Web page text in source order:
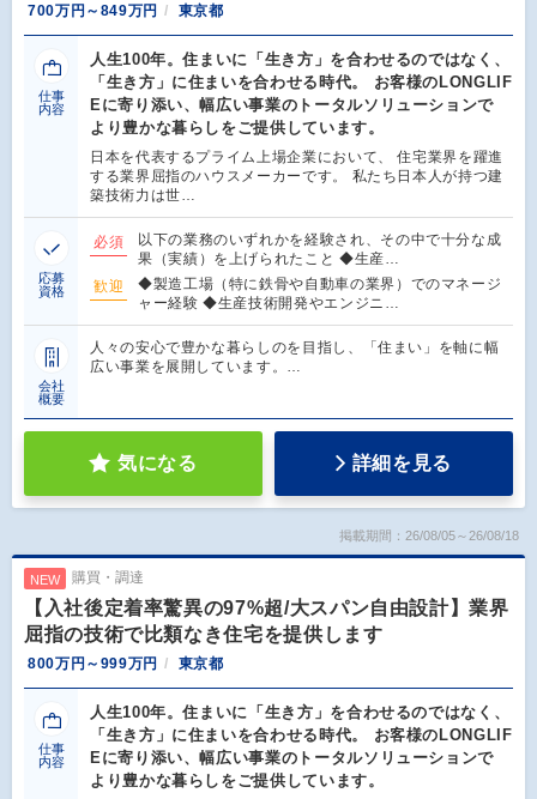
700万円～849万円 東京都
仕事
内容
人生100年。住まいに「生き方」を合わせるのではなく、
「生き方」に住まいを合わせる時代。 お客様のLONGLIF
Eに寄り添い、幅広い事業のトータルソリューションで
より豊かな暮らしをご提供しています。
日本を代表するプライム上場企業において、 住宅業界を躍進
する業界屈指のハウスメーカーです。 私たち日本人が持つ建
築技術力は世…
応募
資格
必須
以下の業務のいずれかを経験され、その中で十分な成
果（実績）を上げられたこと ◆生産…
歓迎
◆製造工場（特に鉄骨や自動車の業界）でのマネージ
ャー経験 ◆生産技術開発やエンジニ…
会社
概要
人々の安心で豊かな暮らしのを目指し、「住まい」を軸に幅
広い事業を展開しています。…
気になる 詳細を見る
掲載期間：26/08/05～26/08/18
NEW 購買・調達
【入社後定着率驚異の97%超/大スパン自由設計】業界
屈指の技術で比類なき住宅を提供します
800万円～999万円 東京都
仕事
内容
人生100年。住まいに「生き方」を合わせるのではなく、
「生き方」に住まいを合わせる時代。 お客様のLONGLIF
Eに寄り添い、幅広い事業のトータルソリューションで
より豊かな暮らしをご提供しています。